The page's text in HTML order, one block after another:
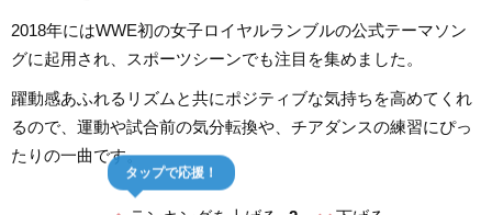
2018年にはWWE初の女子ロイヤルランブルの公式テーマソン
グに起用され、スポーツシーンでも注目を集めました。
躍動感あふれるリズムと共にポジティブな気持ちを高めてくれ
るので、運動や試合前の気分転換や、チアダンスの練習にぴっ
たりの一曲です。
タップで応援！